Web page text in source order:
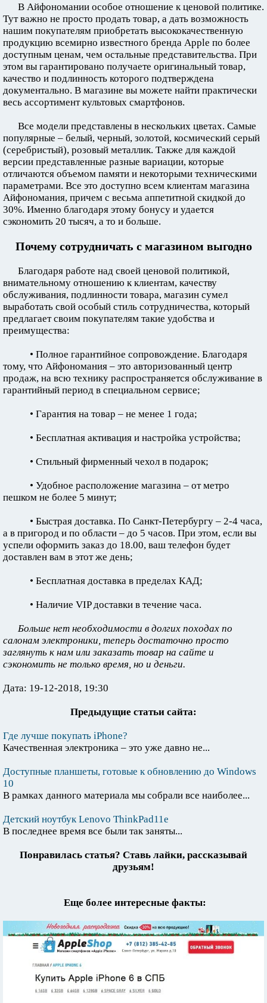
В Айфономании особое отношение к ценовой политике.
Тут важно не просто продать товар, а дать возможность
нашим покупателям приобретать высококачественную
продукцию всемирно известного бренда Apple по более
доступным ценам, чем остальные представительства. При
этом вы гарантировано получаете оригинальный товар,
качество и подлинность которого подтверждена
документально. В магазине вы можете найти практически
весь ассортимент культовых смартфонов.
Все модели представлены в нескольких цветах. Самые
популярные – белый, черный, золотой, космический серый
(серебристый), розовый металлик. Также для каждой
версии представленные разные вариации, которые
отличаются объемом памяти и некоторыми техническими
параметрами. Все это доступно всем клиентам магазина
Айфономания, причем с весьма аппетитной скидкой до
30%. Именно благодаря этому бонусу и удается
сэкономить 20 тысяч, а то и больше.
Почему сотрудничать с магазином выгодно
Благодаря работе над своей ценовой политикой,
внимательному отношению к клиентам, качеству
обслуживания, подлинности товара, магазин сумел
выработать свой особый стиль сотрудничества, который
предлагает своим покупателям такие удобства и
преимущества:
• Полное гарантийное сопровождение. Благодаря
тому, что Айфономания – это авторизованный центр
продаж, на всю технику распространяется обслуживание в
гарантийный период в специальном сервисе;
• Гарантия на товар – не менее 1 года;
• Бесплатная активация и настройка устройства;
• Стильный фирменный чехол в подарок;
• Удобное расположение магазина – от метро
пешком не более 5 минут;
• Быстрая доставка. По Санкт-Петербургу – 2-4 часа,
а в пригород и по области – до 5 часов. При этом, если вы
успели оформить заказ до 18.00, ваш телефон будет
доставлен вам в этот же день;
• Бесплатная доставка в пределах КАД;
• Наличие VIP доставки в течение часа.
Больше нет необходимости в долгих походах по
салонам электроники, теперь достаточно просто
заглянуть к нам или заказать товар на сайте и
сэкономить не только время, но и деньги.
Дата: 19-12-2018, 19:30
Предыдущие статьи сайта:
Где лучше покупать iPhone?
Качественная электроника – это уже давно не...
Доступные планшеты, готовые к обновлению до Windows
10
В рамках данного материала мы собрали все наиболее...
Детский ноутбук Lenovo ThinkPad11e
В последнее время все были так заняты...
Понравилась статья? Ставь лайки, рассказывай
друзьям!
Еще более интересные факты: